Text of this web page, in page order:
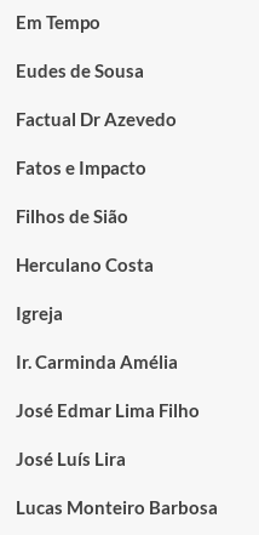
Em Tempo
Eudes de Sousa
Factual Dr Azevedo
Fatos e Impacto
Filhos de Sião
Herculano Costa
Igreja
Ir. Carminda Amélia
José Edmar Lima Filho
José Luís Lira
Lucas Monteiro Barbosa